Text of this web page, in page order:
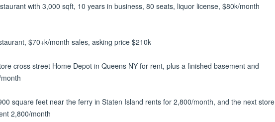
with 3,000 sqft, 10 years in business, 80 seats, liquor license, $80k/month
$70+k/month sales, asking price $210k
cross street Home Depot in Queens NY for rent, plus a finished basement and
square feet near the ferry in Staten Island rents for 2,800/month, and the next store
2,800/month